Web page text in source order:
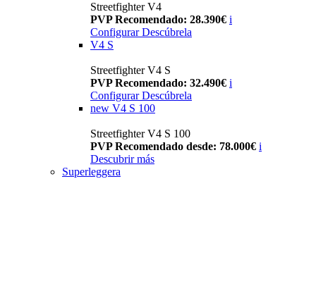
Streetfighter V4
PVP Recomendado: 28.390€ i
Configurar Descúbrela
V4 S
Streetfighter V4 S
PVP Recomendado: 32.490€ i
Configurar Descúbrela
new V4 S 100
Streetfighter V4 S 100
PVP Recomendado desde: 78.000€ i
Descubrir más
Superleggera